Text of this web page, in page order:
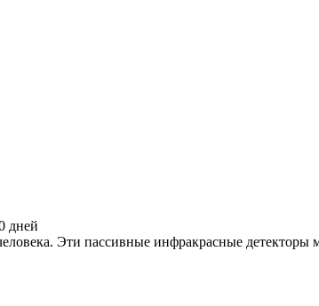
дней
Эти пассивные инфракрасные детекторы